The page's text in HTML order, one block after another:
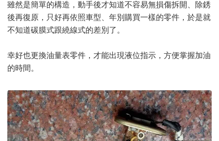
雖然是簡單的構造，動手後才知道不容易無損傷拆開、除銹
後再復原，只好再依照車型、年別購買一樣的零件，於是就
不知道碳膜式跟繞線式的差別了。
幸好也更換油量表零件，才能出現液位指示，方便掌握加油
的時間。